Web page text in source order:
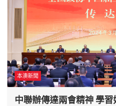
本澳新聞
中聯辦傳達兩會精神 學